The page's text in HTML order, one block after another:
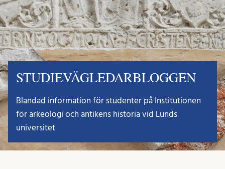
STUDIEVÄGLEDARBLOGGEN
Blandad information för studenter på Institutionen
för arkeologi och antikens historia vid Lunds
universitet